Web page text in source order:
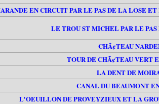
EN CIRCUIT PAR LE PAS DE LA LOSE
LE TROU ST MICHEL PAR LE PAS
CHÃ¢TEAU
TOUR DE CHÃ¢TEAU VERT
LA DENT DE
CANAL DU BEAUMONT
L'OEUILLON DE PROVEYZIEUX ET LA